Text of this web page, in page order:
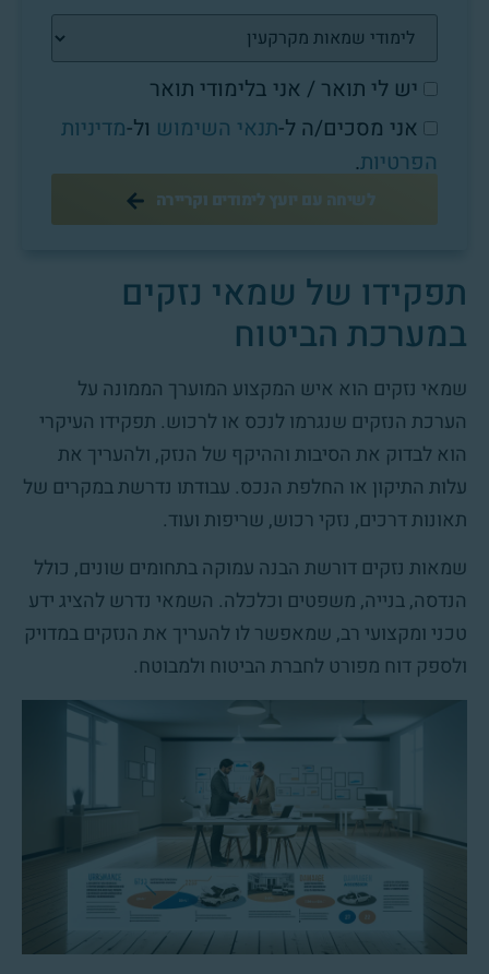
יש לי תואר / אני בלימודי תואר
אני מסכים/ה ל-תנאי השימוש ול-מדיניות
הפרטיות.
לשיחה עם יועץ לימודים וקריירה
תפקידו של שמאי נזקים
במערכת הביטוח
שמאי נזקים הוא איש המקצוע המוערך הממונה על
הערכת הנזקים שנגרמו לנכס או לרכוש. תפקידו העיקרי
הוא לבדוק את הסיבות וההיקף של הנזק, ולהעריך את
עלות התיקון או החלפת הנכס. עבודתו נדרשת במקרים של
תאונות דרכים, נזקי רכוש, שריפות ועוד.
שמאות נזקים דורשת הבנה עמוקה בתחומים שונים, כולל
הנדסה, בנייה, משפטים וכלכלה. השמאי נדרש להציג ידע
טכני ומקצועי רב, שמאפשר לו להעריך את הנזקים במדויק
ולספק דוח מפורט לחברת הביטוח ולמבוטח.